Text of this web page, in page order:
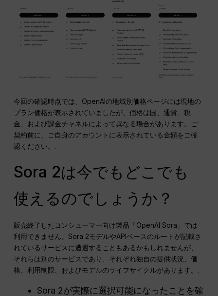
今回の確認時点では、OpenAIの地域別価格ページには現地の
プラン価格が表示されていましたが、価格は国、通貨、税
金、および課金チャネルによって異なる場合があります。ご
契約前に、ご自身のアカウントに表示されている金額をご確
認ください。.
Sora 2は今でもどこでも
使えるのでしょうか？
販売終了したコンシューマー向け製品「OpenAI Sora」では
利用できません。Sora 2モデルやAPIベースのルートが記載さ
れているサービスに遭遇することもあるかもしれませんが、
それらは別のサービスであり、それぞれ独自の提供状況、価
格、利用制限、およびモデルのライフサイクルがあります。.
Sora 2が実際に選択可能になったことを確